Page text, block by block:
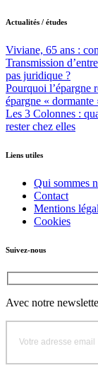
Actualités / études
Viviane, 65 ans :
Transmission
pas juridique ?
Pourquoi l’épargne
épargne « dormante
Les 3 Colonnes :
rester chez elles
Liens utiles
Qui sommes
Contact
Mentions
Cookies
Suivez-nous
Avec notre